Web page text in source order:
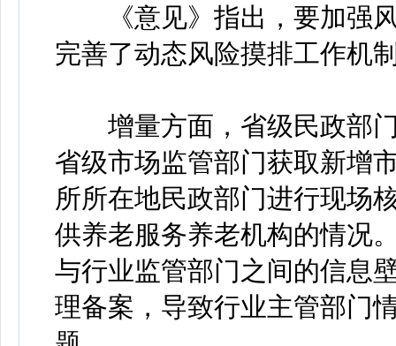
《意见》指出，要加强风
完善了动态风险摸排工作机
增量方面，省级民政部门
省级市场监管部门获取新增
所所在地民政部门进行现场
供养老服务养老机构的情况
与行业监管部门之间的信息
理备案，导致行业主管部门